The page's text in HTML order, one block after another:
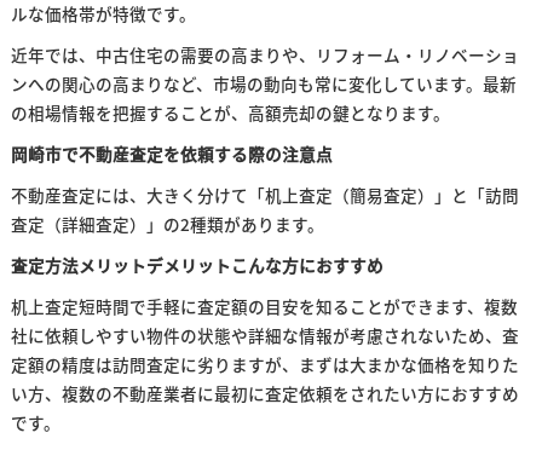
ルな価格帯が特徴です。
近年では、中古住宅の需要の高まりや、リフォーム・リノベーショ
ンへの関心の高まりなど、市場の動向も常に変化しています。最新
の相場情報を把握することが、高額売却の鍵となります。
岡崎市で不動産査定を依頼する際の注意点
不動産査定には、大きく分けて「机上査定（簡易査定）」と「訪問
査定（詳細査定）」の2種類があります。
査定方法メリットデメリットこんな方におすすめ
机上査定短時間で手軽に査定額の目安を知ることができます、複数
社に依頼しやすい物件の状態や詳細な情報が考慮されないため、査
定額の精度は訪問査定に劣りますが、まずは大まかな価格を知りた
い方、複数の不動産業者に最初に査定依頼をされたい方におすすめ
です。